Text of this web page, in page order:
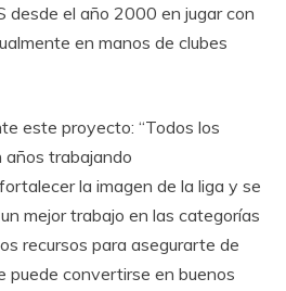
desde el año 2000 en jugar con
en manos de clubes
este proyecto: “Todos los
años trabajando
la imagen de la liga y se
mejor trabajo en las categorías
recursos para asegurarte de
puede convertirse en buenos